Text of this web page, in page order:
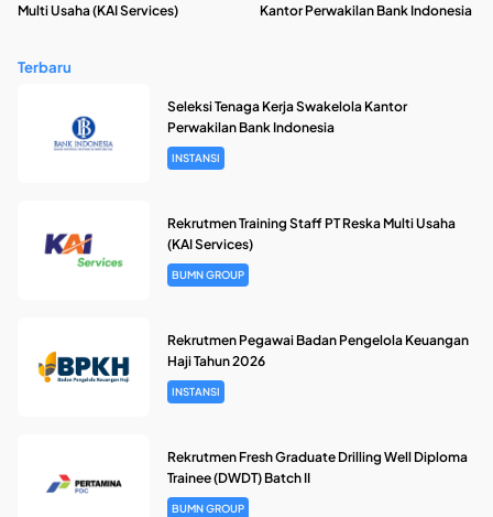
Multi Usaha (KAI Services)
Kantor Perwakilan Bank Indonesia
Terbaru
Seleksi Tenaga Kerja Swakelola Kantor
Perwakilan Bank Indonesia
INSTANSI
Rekrutmen Training Staff PT Reska Multi Usaha
(KAI Services)
BUMN GROUP
Rekrutmen Pegawai Badan Pengelola Keuangan
Haji Tahun 2026
INSTANSI
Rekrutmen Fresh Graduate Drilling Well Diploma
Trainee (DWDT) Batch II
BUMN GROUP